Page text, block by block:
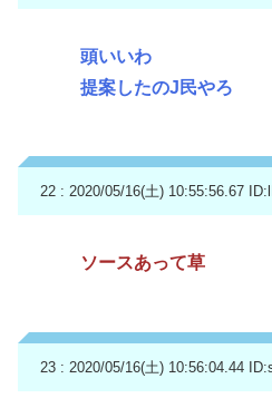
頭いいわ
提案したのJ民やろ
22 : 2020/05/16(土) 10:55:56.67
ソースあって草
23 : 2020/05/16(土) 10:56:04.44